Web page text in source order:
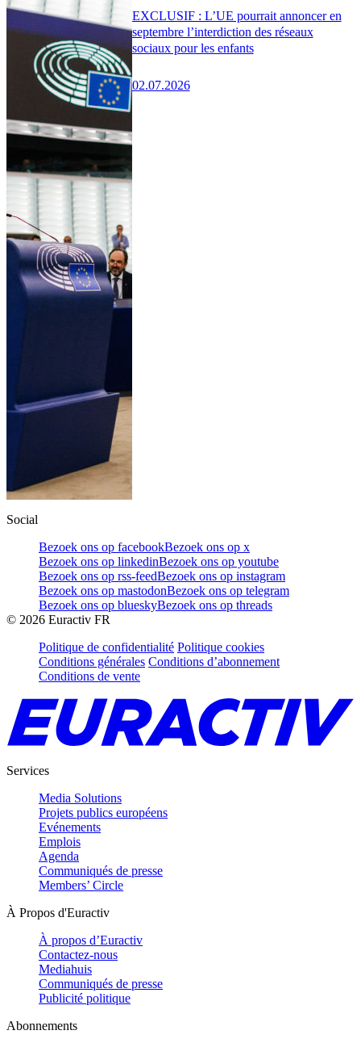
EXCLUSIF : L’UE pourrait annoncer en
septembre l’interdiction des réseaux
sociaux pour les enfants
02.07.2026
Social
Bezoek ons op facebookBezoek ons op x
Bezoek ons op linkedinBezoek ons op youtube
Bezoek ons op rss-feedBezoek ons op instagram
Bezoek ons op mastodonBezoek ons op telegram
Bezoek ons op blueskyBezoek ons op threads
© 2026 Euractiv FR
Politique de confidentialité Politique cookies
Conditions générales Conditions d’abonnement
Conditions de vente
Services
Media Solutions
Projets publics européens
Evénements
Emplois
Agenda
Communiqués de presse
Members’ Circle
À Propos d'Euractiv
À propos d’Euractiv
Contactez-nous
Mediahuis
Communiqués de presse
Publicité politique
Abonnements